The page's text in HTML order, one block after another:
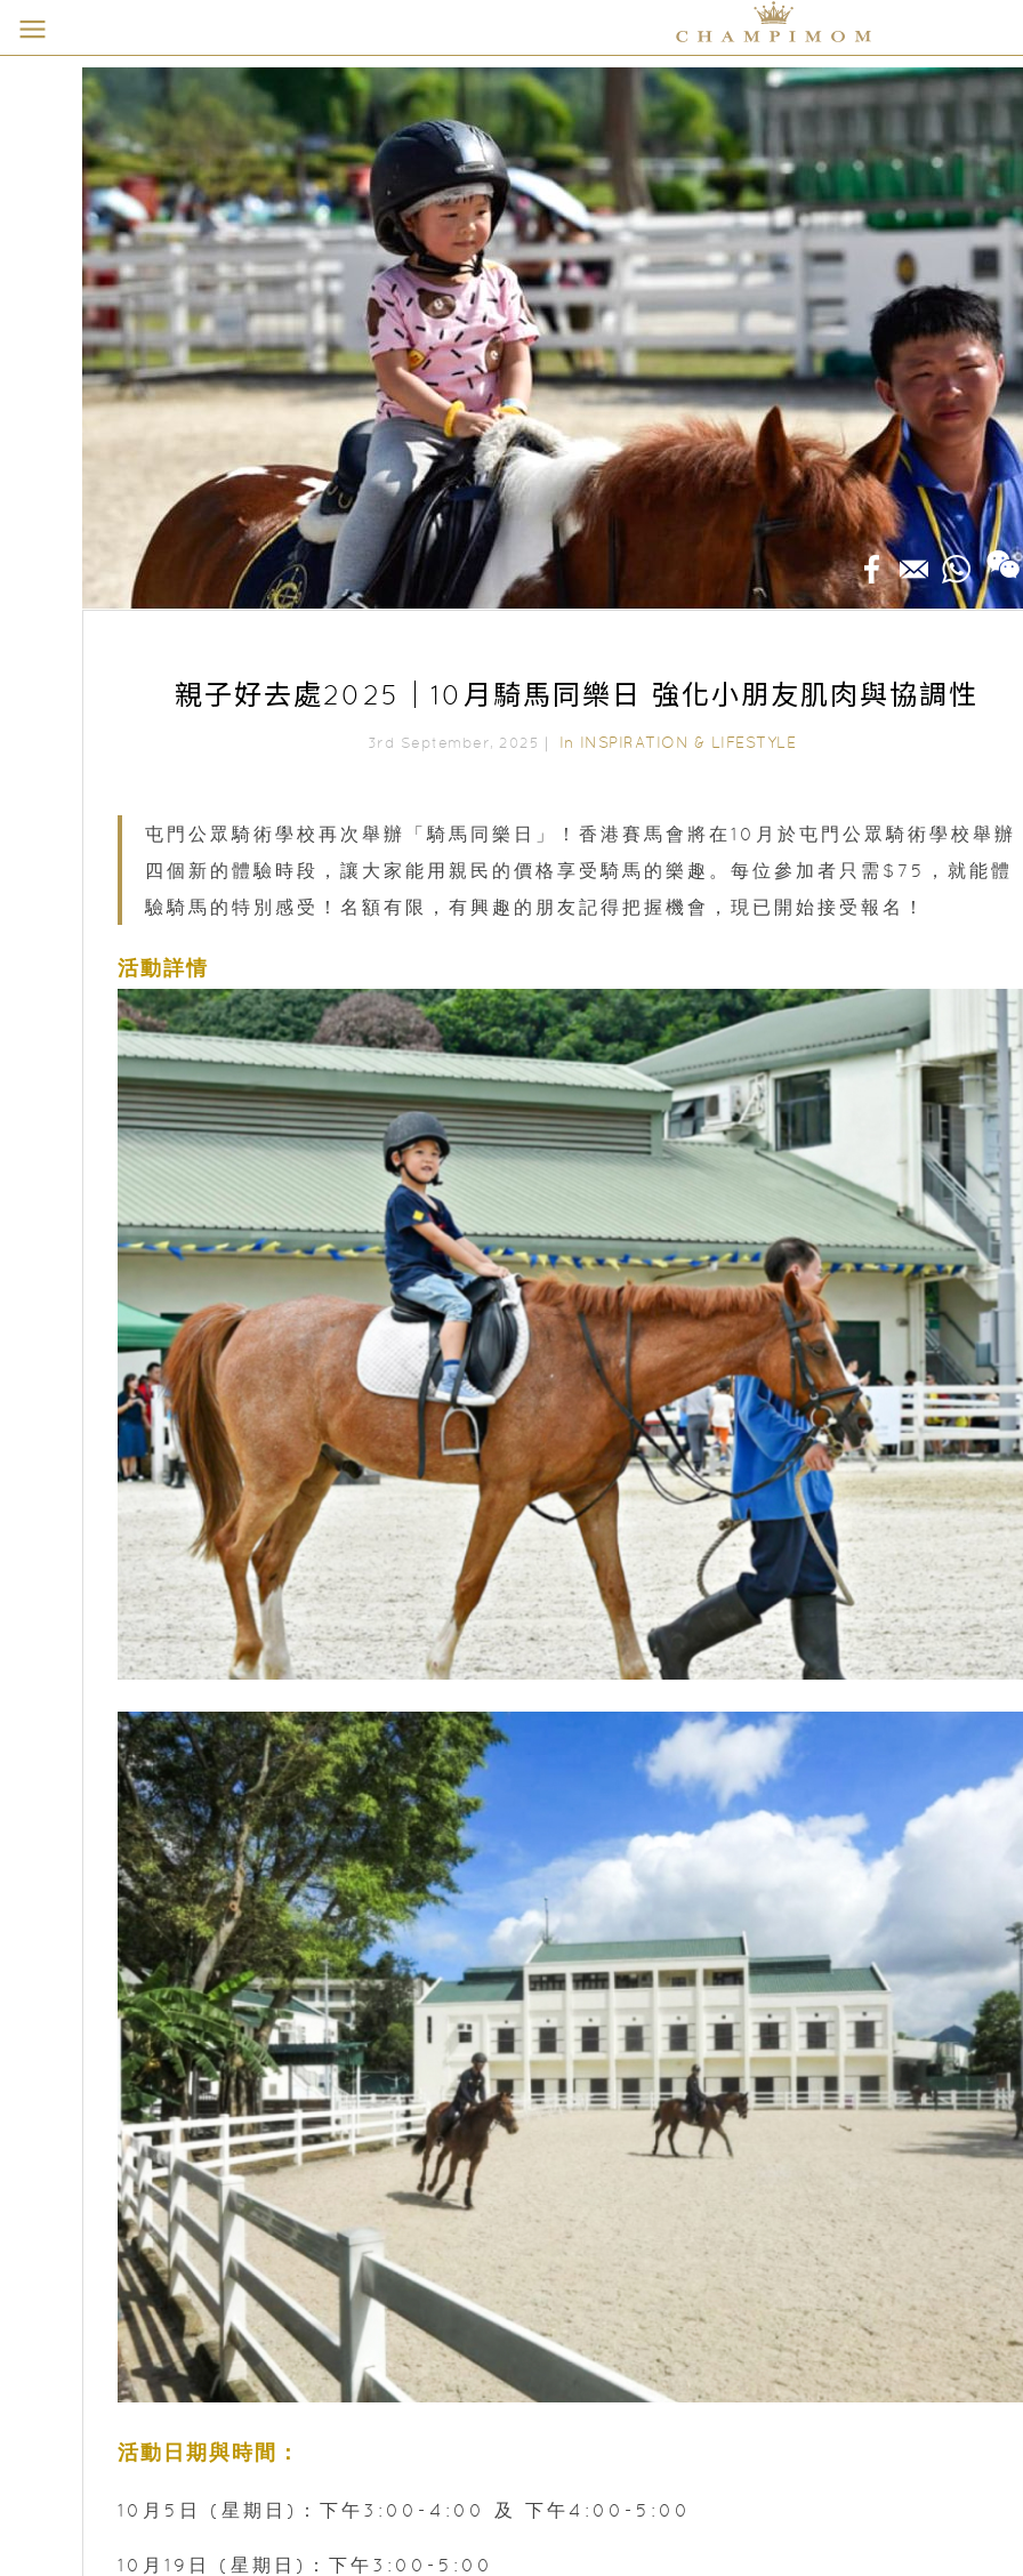
親子好去處2025｜10月騎馬同樂日 強化小朋友肌肉與協調性
3rd September, 2025｜ In INSPIRATION & LIFESTYLE
屯門公眾騎術學校再次舉辦「騎馬同樂日」！香港賽馬會將在10月於屯門公眾騎術學校舉辦
四個新的體驗時段，讓大家能用親民的價格享受騎馬的樂趣。每位參加者只需$75，就能體
驗騎馬的特別感受！名額有限，有興趣的朋友記得把握機會，現已開始接受報名！
活動詳情
活動日期與時間：
10月5日 (星期日)：下午3:00-4:00 及 下午4:00-5:00
10月19日 (星期日)：下午3:00-5:00